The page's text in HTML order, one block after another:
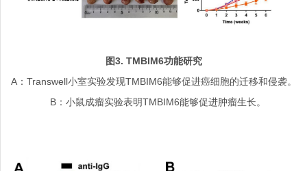
图3. TMBIM6功能研究
A：Transwell小室实验发现TMBIM6能够促进癌细胞的迁移和侵袭。
B：小鼠成瘤实验表明TMBIM6能够促进肿瘤生长。